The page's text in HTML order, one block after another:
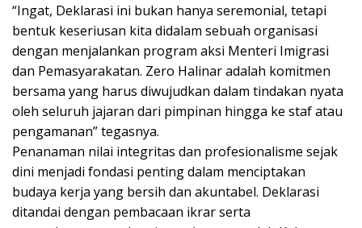
“Ingat, Deklarasi ini bukan hanya seremonial, tetapi
bentuk keseriusan kita didalam sebuah organisasi
dengan menjalankan program aksi Menteri Imigrasi
dan Pemasyarakatan. Zero Halinar adalah komitmen
bersama yang harus diwujudkan dalam tindakan nyata
oleh seluruh jajaran dari pimpinan hingga ke staf atau
pengamanan” tegasnya.
Penanaman nilai integritas dan profesionalisme sejak
dini menjadi fondasi penting dalam menciptakan
budaya kerja yang bersih dan akuntabel. Deklarasi
ditandai dengan pembacaan ikrar serta